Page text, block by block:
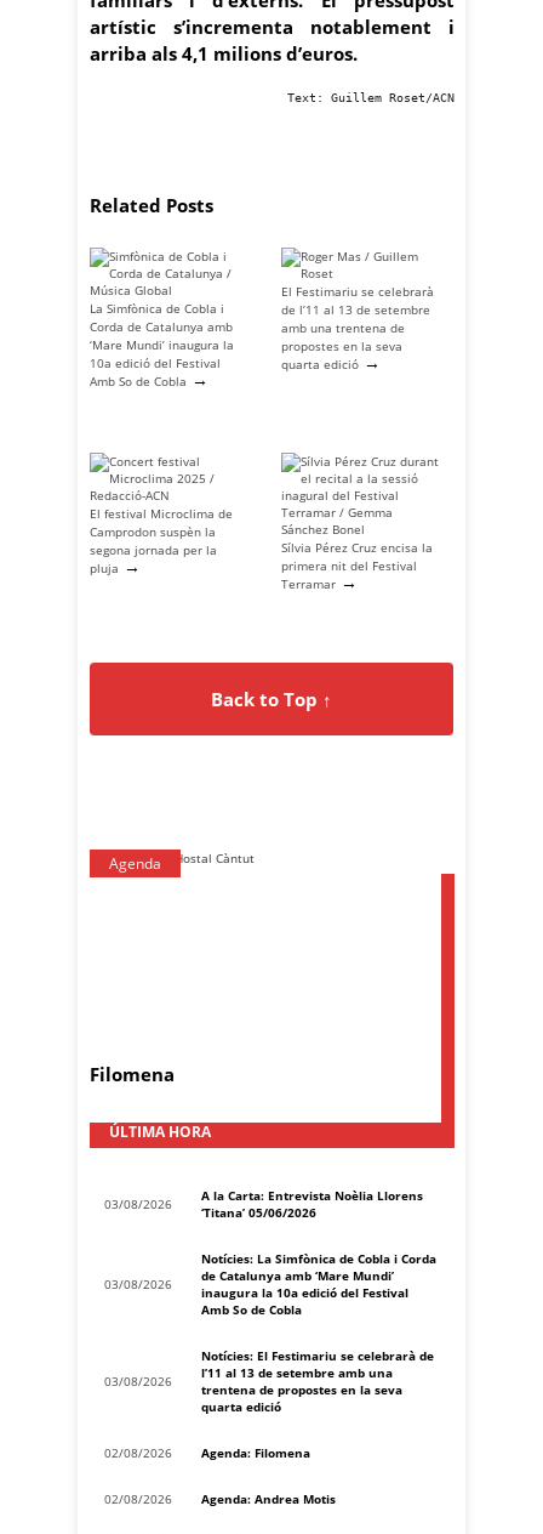
artístic s’incrementa notablement i
arriba als 4,1 milions d’euros.
Text: Guillem Roset/ACN
Related Posts
La Simfònica de Cobla i
Corda de Catalunya amb
‘Mare Mundi’ inaugura la
10a edició del Festival
Amb So de Cobla →
El Festimariu se celebrarà
de l’11 al 13 de setembre
amb una trentena de
propostes en la seva
quarta edició →
El festival Microclima de
Camprodon suspèn la
segona jornada per la
pluja →
Sílvia Pérez Cruz encisa la
primera nit del Festival
Terramar →
Back to Top ↑
Agenda
Filomena
ÚLTIMA HORA
03/08/2026
A la Carta: Entrevista Noèlia Llorens
‘Titana’ 05/06/2026
03/08/2026
Notícies: La Simfònica de Cobla i Corda
de Catalunya amb ‘Mare Mundi’
inaugura la 10a edició del Festival
Amb So de Cobla
03/08/2026
Notícies: El Festimariu se celebrarà de
l’11 al 13 de setembre amb una
trentena de propostes en la seva
quarta edició
02/08/2026 Agenda: Filomena
02/08/2026 Agenda: Andrea Motis